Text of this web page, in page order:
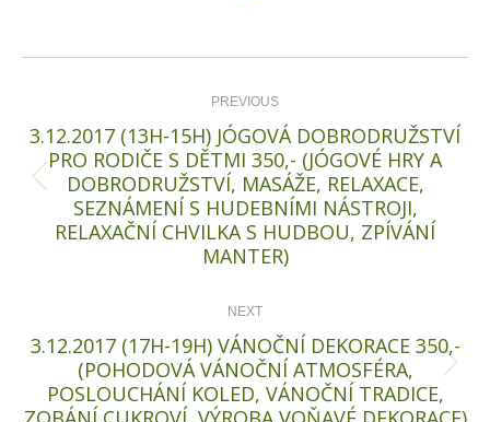
Post
navigation PREVIOUS
Previous
post:
3.12.2017 (13H-15H) JÓGOVÁ DOBRODRUŽSTVÍ
PRO RODIČE S DĚTMI 350,- (JÓGOVÉ HRY A
DOBRODRUŽSTVÍ, MASÁŽE, RELAXACE,
SEZNÁMENÍ S HUDEBNÍMI NÁSTROJI,
RELAXAČNÍ CHVILKA S HUDBOU, ZPÍVÁNÍ
MANTER)
NEXT
Next
post:
3.12.2017 (17H-19H) VÁNOČNÍ DEKORACE 350,-
(POHODOVÁ VÁNOČNÍ ATMOSFÉRA,
POSLOUCHÁNÍ KOLED, VÁNOČNÍ TRADICE,